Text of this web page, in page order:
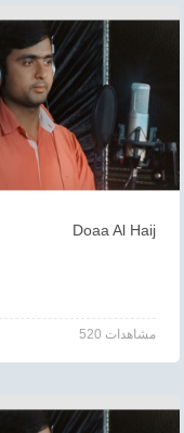
Doaa Al Haij
520 مشاهدات